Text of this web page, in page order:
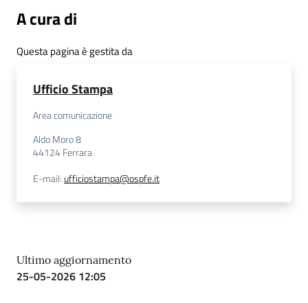
A cura di
Questa pagina è gestita da
Ufficio Stampa
Area comunicazione
Aldo Moro 8
44124Ferrara
E-mail: ufficiostampa@ospfe.it
Ultimo aggiornamento
25-05-2026 12:05